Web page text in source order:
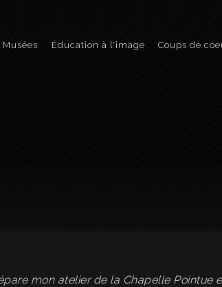
Musées Éducation à l'image Coups de
mon atelier de la Chapelle Pointue